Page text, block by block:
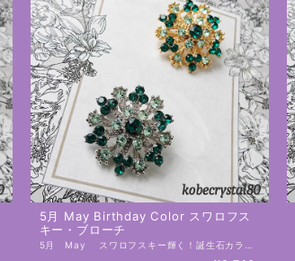
5月 May Birthday Color スワロフス
キー・ブローチ